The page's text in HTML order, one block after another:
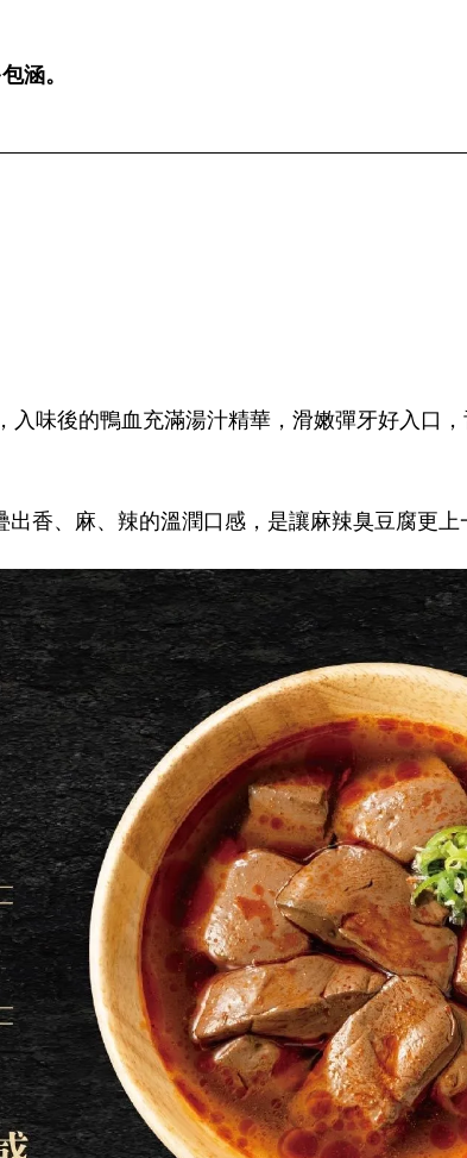
涵。
味後的鴨血充滿湯汁精華，滑嫩彈牙好入口
香、麻、辣的溫潤口感，是讓麻辣臭豆腐更上